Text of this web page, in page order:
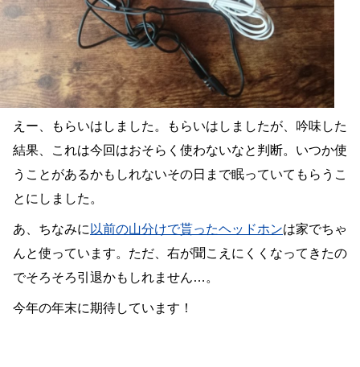
えー、もらいはしました。もらいはしましたが、吟味した
結果、これは今回はおそらく使わないなと判断。いつか使
うことがあるかもしれないその日まで眠っていてもらうこ
とにしました。
あ、ちなみに 以前の山分けで貰ったヘッドホンは家でちゃ
んと使っています。ただ、右が聞こえにくくなってきたの
でそろそろ引退かもしれません…。
今年の年末に期待しています！